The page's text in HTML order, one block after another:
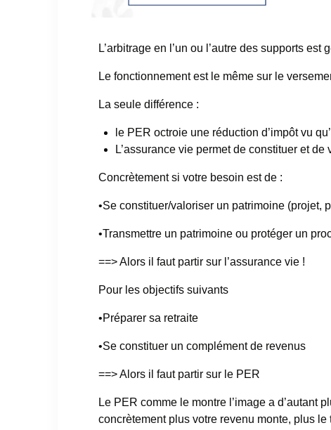
L’arbitrage en l’un ou l’autre des supports
Le fonctionnement est le même sur le
La seule différence :
le PER octroie une réduction d’impôt vu
L’assurance vie permet de constituer et
Concrètement si votre besoin est de :
•Se constituer/valoriser un patrimoine (projet,
•Transmettre un patrimoine ou protéger un
==> Alors il faut partir sur l’assurance vie !
Pour les objectifs suivants
•Préparer sa retraite
•Se constituer un complément de revenus
==> Alors il faut partir sur le PER
Le PER comme le montre l’image a d’autant
concrètement plus votre revenu monte, plus